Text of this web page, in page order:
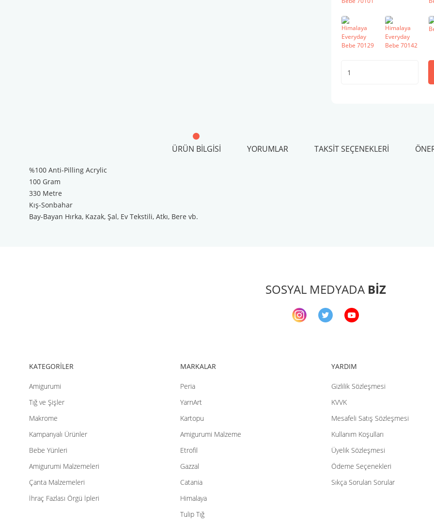
ÜRÜN BILGISI YORUMLAR TAKSIT SEÇENEKLERI
%100 Anti-Pilling Acrylic
100 Gram
330 Metre
Kış-Sonbahar
Bay-Bayan Hırka, Kazak, Şal, Ev Tekstili, Atkı, Bere vb.
Gönder
SOSYAL MEDYADA BİZ
KATEGORİLER
Amigurumi
Tığ ve Şişler
Makrome
Kampanyalı Ürünler
Bebe Yünleri
Amigurumi Malzemeleri
Çanta Malzemeleri
İhraç Fazlası Örgü İpleri
MARKALAR
Peria
YarnArt
Kartopu
Amigurumi Malzeme
Etrofil
Gazzal
Catania
Himalaya
Tulip Tığ
YARDIM
Gizlilik Sözleşmesi
KVVK
Mesafeli Satış Sözleşmesi
Kullanım Koşulları
Üyelik Sözleşmesi
Ödeme Seçenekleri
Sıkça Sorulan Sorular